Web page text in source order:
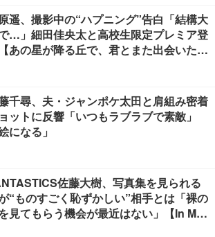
遥、撮影中の“ハプニング”告白「結構大
…」細田佳央太と高校生限定プレミア登
あの星が降る丘で、君とまた出会いた
千尋、夫・ジャンポケ太田と肩組み密着
ットに反響「いつもラブラブで素敵」
になる」
佐藤大樹、写真集を見られる
“ものすごく恥ずかしい”相手とは「裸の
見てもらう機会が最近はない」【In Moti